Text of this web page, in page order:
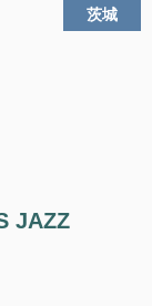
茨城
JAZZ